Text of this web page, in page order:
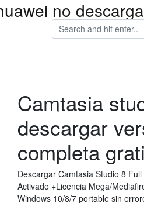
no
Camtasia
descargar
completa
Descargar Camtasia Studio 8
Activado +Licencia Mega/
Windows 10/8/7 portable sin